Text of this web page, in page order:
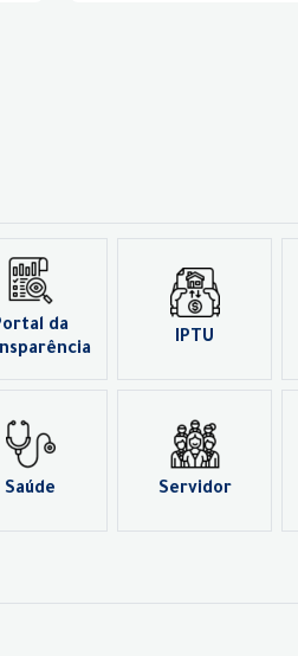
da
IPTU
Saúde Servidor